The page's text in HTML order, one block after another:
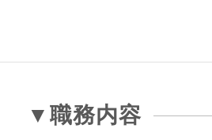
▼職務内容